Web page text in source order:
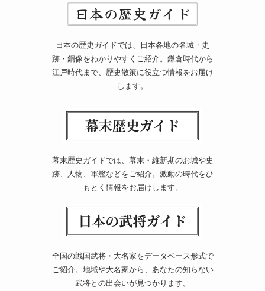
日本の歴史ガイドでは、日本各地の名城・史
跡・銅像をわかりやすくご紹介。鎌倉時代から
江戸時代まで、歴史散策に役立つ情報をお届け
します。
幕末歴史ガイドでは、幕末・維新期のお城や史
跡、人物、軍艦などをご紹介。激動の時代をひ
もとく情報をお届けします。
全国の戦国武将・大名家をデータベース形式で
ご紹介。地域や大名家から、あなたの知らない
武将との出会いが見つかります。